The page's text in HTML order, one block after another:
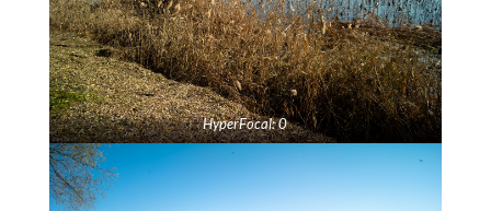
HyperFocal: 0